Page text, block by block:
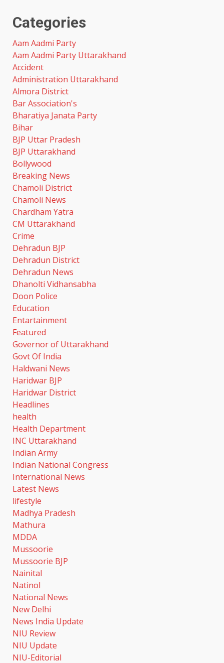
Categories
Aam Aadmi Party
Aam Aadmi Party Uttarakhand
Accident
Administration Uttarakhand
Almora District
Bar Association's
Bharatiya Janata Party
Bihar
BJP Uttar Pradesh
BJP Uttarakhand
Bollywood
Breaking News
Chamoli District
Chamoli News
Chardham Yatra
CM Uttarakhand
Crime
Dehradun BJP
Dehradun District
Dehradun News
Dhanolti Vidhansabha
Doon Police
Education
Entartainment
Featured
Governor of Uttarakhand
Govt Of India
Haldwani News
Haridwar BJP
Haridwar District
Headlines
health
Health Department
INC Uttarakhand
Indian Army
Indian National Congress
International News
Latest News
lifestyle
Madhya Pradesh
Mathura
MDDA
Mussoorie
Mussoorie BJP
Nainital
Natinol
National News
New Delhi
News India Update
NIU Review
NIU Update
NIU-Editorial